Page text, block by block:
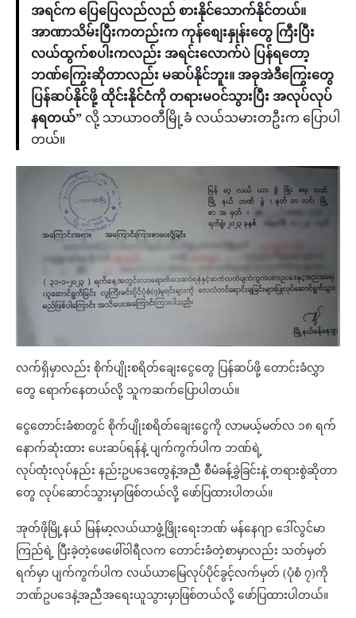
အရင်က ပြေပြေလည်လည် စားနိုင်သောက်နိုင်တယ်။
အာဏာသိမ်းပြီးကတည်းက ကုန်စျေးနှုန်းတွေ ကြီးပြီး
လယ်ထွက်စပါးကလည်း အရင်းလောက်ပဲ ပြန်ရတော့
ဘဏ်ကြွေးဆိုတာလည်း မဆပ်နိုင်ဘူး။ အခုအဲဒီကြွေးတွေ
ပြန်ဆပ်နိုင်ဖို့ ထိုင်းနိုင်ငံကို တရားမဝင်သွားပြီး အလုပ်လုပ်
နရတယ်” လို့ သာယာဝတီမြို့ခံ လယ်သမားတဦးက ပြောပါ
တယ်။
လက်ရှိမှာလည်း စိုက်ပျိုးစရိတ်ချေးငွေတွေ ပြန်ဆပ်ဖို့ တောင်းခံလွှာ
တွေ ရောက်နေတယ်လို့ သူကဆက်ပြောပါတယ်။
ငွေတောင်းခံစာတွင် စိုက်ပျိုးစရိတ်ချေးငွေကို လာမယ့်မတ်လ ၁၈ ရက်
နောက်ဆုံးထား ပေးဆပ်ရန်နဲ့ ပျက်ကွက်ပါက ဘဏ်ရဲ့
လုပ်ထုံးလုပ်နည်း နည်းဥပဒေတွေနဲ့အညီ စီမံခန့်ခွဲခြင်းနဲ့ တရားစွဲဆိုတာ
တွေ လုပ်ဆောင်သွားမှာဖြစ်တယ်လို့ ဖော်ပြထားပါတယ်။
အုတ်ဖိုမြို့နယ် မြန်မာ့လယ်ယာဖွံ့ဖြိုးရေးဘဏ် မန်နေဂျာ ဒေါ်လွင်မာ
ကြည်ရဲ့ ပြီးခဲ့တဲ့ဖေဖေါ်ဝါရီလက တောင်းခံတဲ့စာမှာလည်း သတ်မှတ်
ရက်မှာ ပျက်ကွက်ပါက လယ်ယာမြေလုပ်ပိုင်ခွင့်လက်မှတ် (ပုံစံ ၇)ကို
ဘဏ်ဥပဒေနဲ့အညီအရေးယူသွားမှာဖြစ်တယ်လို့ ဖော်ပြထားပါတယ်။